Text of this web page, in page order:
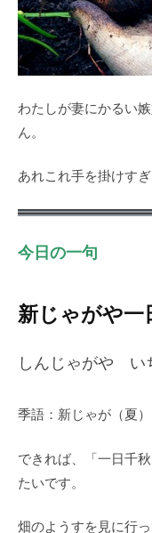
わたしが妻にかるい
ん。
あれこれ手を掛けす
今日の一句
新じゃがや一
しんじゃがや い
季語：新じゃが（夏）
できれば、「一日千
たいです。
畑のようすを見に行